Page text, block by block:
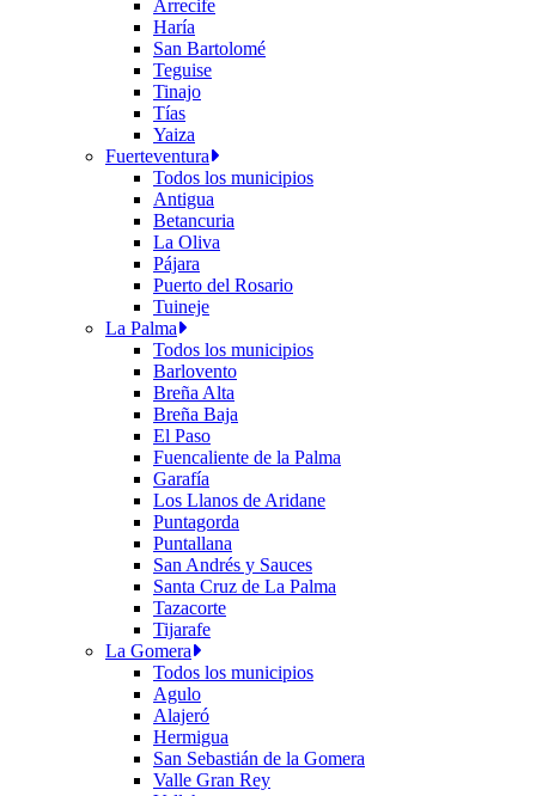
Arrecife
Haría
San Bartolomé
Teguise
Tinajo
Tías
Yaiza
Fuerteventura
Todos los municipios
Antigua
Betancuria
La Oliva
Pájara
Puerto del Rosario
Tuineje
La Palma
Todos los municipios
Barlovento
Breña Alta
Breña Baja
El Paso
Fuencaliente de la Palma
Garafía
Los Llanos de Aridane
Puntagorda
Puntallana
San Andrés y Sauces
Santa Cruz de La Palma
Tazacorte
Tijarafe
La Gomera
Todos los municipios
Agulo
Alajeró
Hermigua
San Sebastián de la Gomera
Valle Gran Rey